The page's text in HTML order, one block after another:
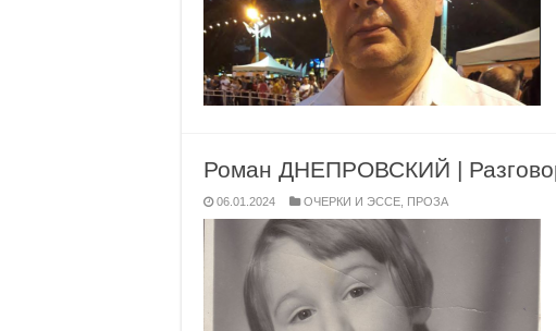
Роман ДНЕПРОВСКИЙ |
06.01.2024 ОЧЕРКИ И ЭССЕ ПРОЗА